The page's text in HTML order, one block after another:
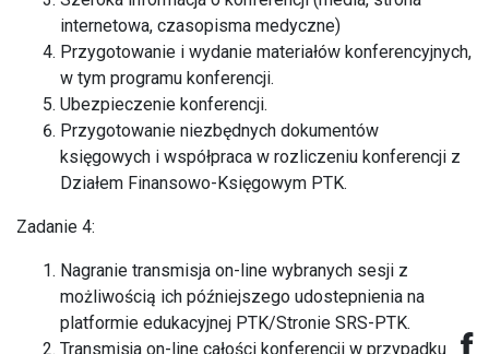
internetowa, czasopisma medyczne)
Przygotowanie i wydanie materiałów konferencyjnych,
w tym programu konferencji.
Ubezpieczenie konferencji.
Przygotowanie niezbędnych dokumentów
księgowych i współpraca w rozliczeniu konferencji z
Działem Finansowo-Księgowym PTK.
Zadanie 4:
Nagranie transmisja on-line wybranych sesji z
możliwością ich późniejszego udostepnienia na
platformie edukacyjnej PTK/Stronie SRS-PTK.
Transmisja on-line całości konferencji w przypadku